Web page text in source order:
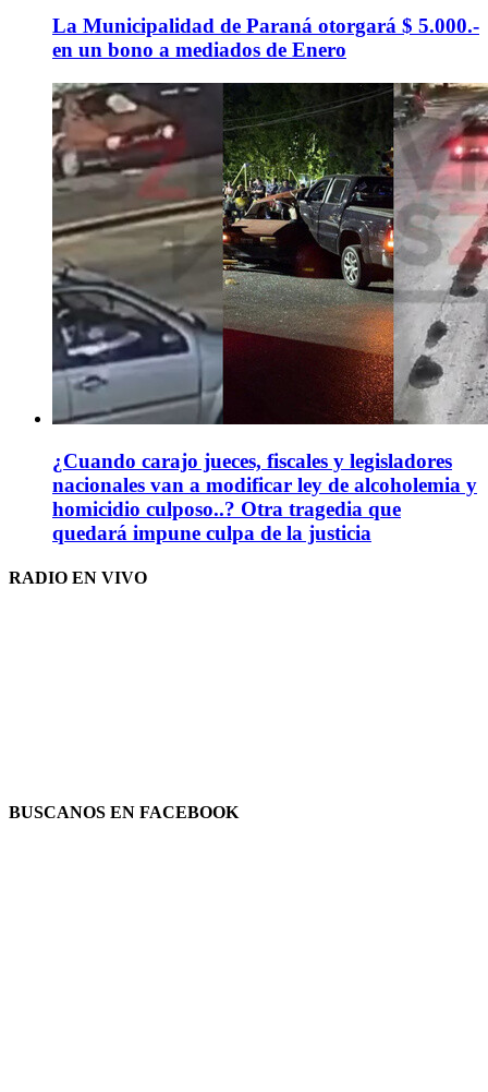
La Municipalidad de Paraná otorgará $ 5.000.-
en un bono a mediados de Enero
¿Cuando carajo jueces, fiscales y legisladores
nacionales van a modificar ley de alcoholemia y
homicidio culposo..? Otra tragedia que
quedará impune culpa de la justicia
RADIO EN VIVO
BUSCANOS EN FACEBOOK